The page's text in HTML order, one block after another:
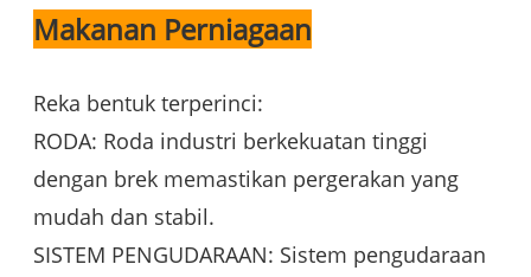
Makanan Perniagaan
Reka bentuk terperinci:
RODA: Roda industri berkekuatan tinggi
dengan brek memastikan pergerakan yang
mudah dan stabil.
SISTEM PENGUDARAAN: Sistem pengudaraan